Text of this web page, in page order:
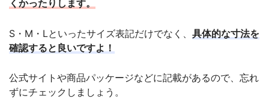
くかったりします。
S・M・Lといったサイズ表記だけでなく、 具体的な寸法を
確認すると良いですよ！
公式サイトや商品パッケージなどに記載があるので、忘れ
ずにチェックしましょう。